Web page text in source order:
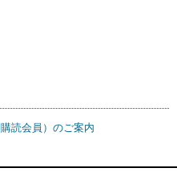
読会員）のご案内